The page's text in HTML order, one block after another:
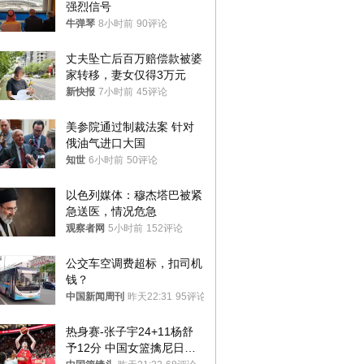
强烈信号
牛弹琴 8小时前 90评论
丈夫坠亡后百万赔偿款被婆
家转移，妻女仅得3万元
新快报 7小时前 45评论
美参院通过制裁法案 针对
俄油气进口大国
知世 6小时前 50评论
以色列媒体：穆杰塔巴被紧
急送医，情况危急
观察者网 5小时前 152评论
公交车空调费超标，扣司机
钱？
中国新闻周刊 昨天22:31 95评论
热身赛-张子宇24+11杨舒
予12分 中国女篮擒尼日利